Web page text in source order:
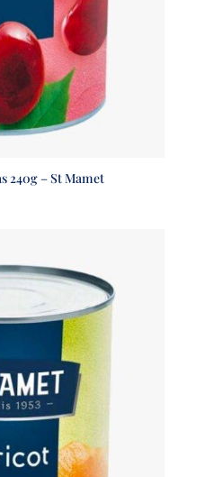
240g – St Mamet